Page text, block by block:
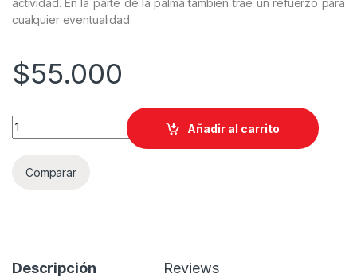
actividad. En la parte de la palma también trae un refuerzo para
cualquier eventualidad.
$55.000
Scoyco MC582 Negro Talla M quantity
Añadir al carrito
Comparar
Descripción Reviews